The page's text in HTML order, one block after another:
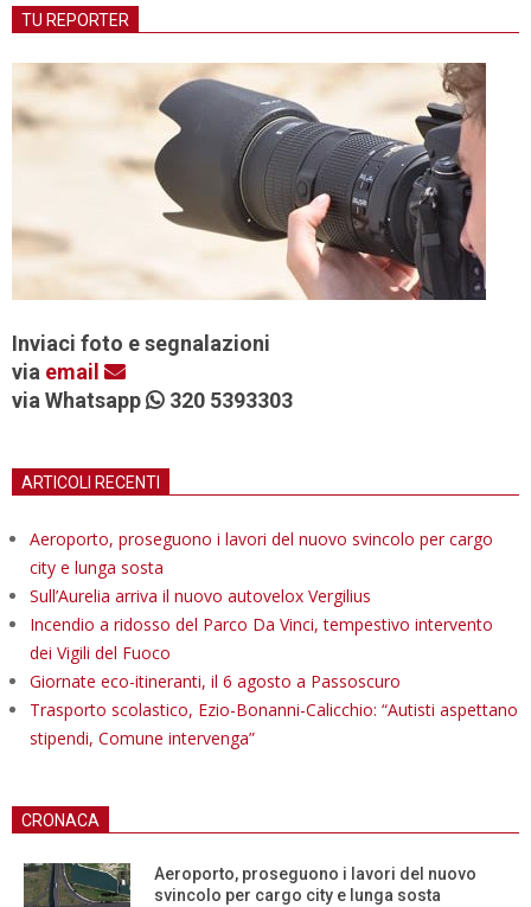
TU REPORTER
Inviaci foto e segnalazioni
via email
via Whatsapp
320 5393303
ARTICOLI RECENTI
Aeroporto, proseguono i lavori del nuovo svincolo per cargo
city e lunga sosta
Sull’Aurelia arriva il nuovo autovelox Vergilius
Incendio a ridosso del Parco Da Vinci, tempestivo intervento
dei Vigili del Fuoco
Giornate eco-itineranti, il 6 agosto a Passoscuro
Trasporto scolastico, Ezio-Bonanni-Calicchio: “Autisti aspettano
stipendi, Comune intervenga”
CRONACA
Aeroporto, proseguono i lavori del nuovo
svincolo per cargo city e lunga sosta